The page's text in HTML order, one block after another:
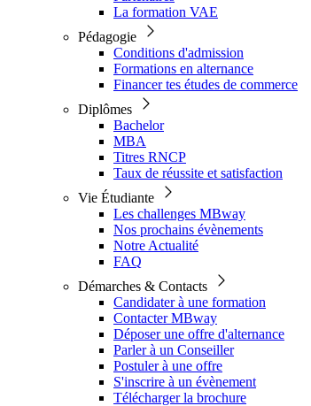
La formation VAE
Pédagogie
Conditions d'admission
Formations en alternance
Financer tes études de commerce
Diplômes
Bachelor
MBA
Titres RNCP
Taux de réussite et satisfaction
Vie Étudiante
Les challenges MBway
Nos prochains évènements
Notre Actualité
FAQ
Démarches & Contacts
Candidater à une formation
Contacter MBway
Déposer une offre d'alternance
Parler à un Conseiller
Postuler à une offre
S'inscrire à un évènement
Télécharger la brochure